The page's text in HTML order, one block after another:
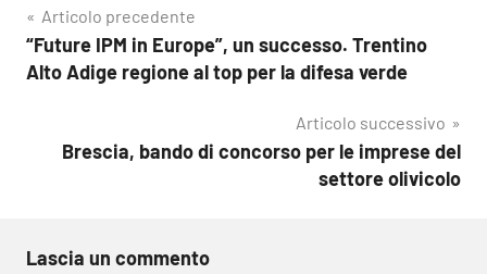
Navigazione
articoli
Articolo precedente
“Future IPM in Europe”, un successo. Trentino
Alto Adige regione al top per la difesa verde
Articolo successivo
Brescia, bando di concorso per le imprese del
settore olivicolo
Lascia un commento